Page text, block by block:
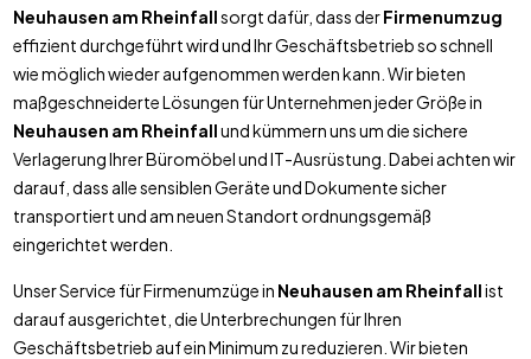
Neuhausen am Rheinfallsorgt dafür, dass derFirmenumzug
effizient durchgeführt wird und Ihr Geschäftsbetrieb so schnell
wie möglich wieder aufgenommen werden kann. Wir bieten
maßgeschneiderte Lösungen für Unternehmen jeder Größe in
Neuhausen am Rheinfallund kümmern uns um die sichere
Verlagerung Ihrer Büromöbel und IT-Ausrüstung. Dabei achten wir
darauf, dass alle sensiblen Geräte und Dokumente sicher
transportiert und am neuen Standort ordnungsgemäß
eingerichtet werden.
Unser Service für Firmenumzüge in Neuhausen am Rheinfallist
darauf ausgerichtet, die Unterbrechungen für Ihren
Geschäftsbetrieb auf ein Minimum zu reduzieren. Wir bieten